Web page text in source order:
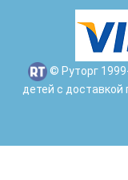
© Руторг
детей с